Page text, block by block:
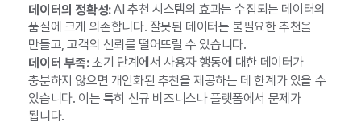
데이터의 정확성:AI 추천 시스템의 효과는 수집되는 데이터의
품질에 크게 의존합니다. 잘못된 데이터는 불필요한 추천을
만들고, 고객의 신뢰를 떨어뜨릴 수 있습니다.
데이터 부족:초기 단계에서 사용자 행동에 대한 데이터가
충분하지 않으면 개인화된 추천을 제공하는 데 한계가 있을 수
있습니다. 이는 특히 신규 비즈니스나 플랫폼에서 문제가
됩니다.